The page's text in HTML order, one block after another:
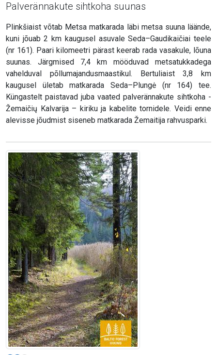
Palverännakute sihtkoha suunas
Plinkšiaist võtab Metsa matkarada läbi metsa suuna läände,
kuni jõuab 2 km kaugusel asuvale Seda–Gaudikaičiai teele
(nr 161). Paari kilomeetri pärast keerab rada vasakule, lõuna
suunas. Järgmised 7,4 km mööduvad metsatukkadega
vahelduval põllumajandusmaastikul. Bertuliaist 3,8 km
kaugusel ületab matkarada Seda–Plungė (nr 164) tee.
Küngastelt paistavad juba vaated palverännakute sihtkoha -
Žemaičių Kalvarija – kiriku ja kabelite tornidele. Veidi enne
alevisse jõudmist siseneb matkarada Žemaitija rahvusparki.